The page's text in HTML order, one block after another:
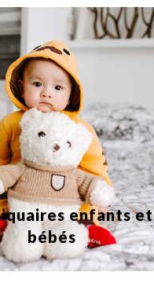
enfants et
bébés